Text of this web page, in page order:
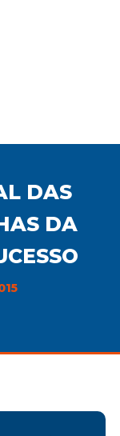
DAS
DA